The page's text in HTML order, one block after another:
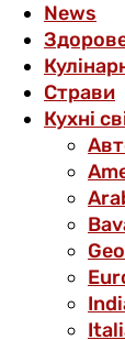
News
Страви
Кухні